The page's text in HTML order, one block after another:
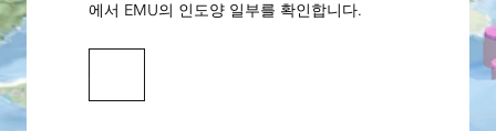
에서 EMU의 인도양 일부를 확인합니다.